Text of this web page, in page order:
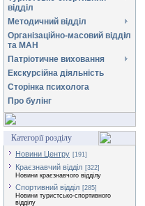
відділ
Методичний відділ
Організаційно-масовий відділ
та МАН
Патріотичне виховання
Екскурсійна діяльність
Сторінка психолога
Про булінг
Категорії розділу
Новини Центру [191]
Краєзнавчий відділ [322]
Новини краєзнавчого відділу
Спортивний відділ [285]
Новини туристсько-спортивного
відділу